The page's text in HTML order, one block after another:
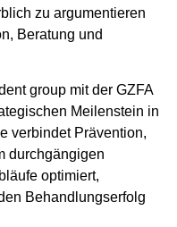
zu argumentieren
Beratung und
group mit der GZFA
Meilenstein in
verbindet Prävention,
durchgängigen
optimiert,
Behandlungserfolg